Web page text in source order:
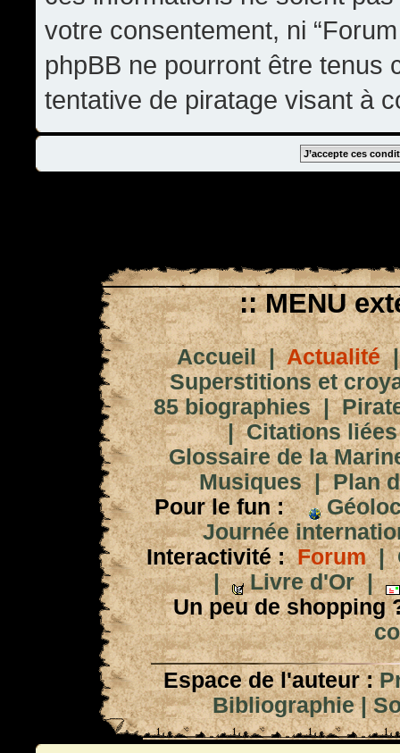
votre consentement, ni
phpBB ne pourront être tenus
tentative de piratage visant à
:: MENU
Accueil|Actualité
Superstitions et
85 biographies|
|Citations
Glossaire de la
Musiques|Plan
Pour le fun :
Journée
Interactivité : Forum|
|
Livre d'Or|
Un peu de shopping
Espace de l'auteur :
Bibliographie|